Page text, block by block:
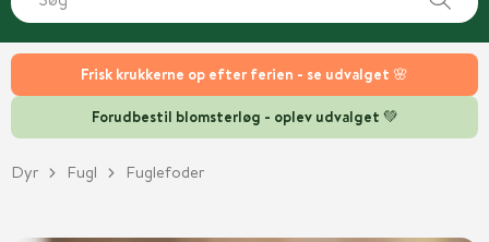
Frisk krukkerne op efter ferien - se udvalget 🌸
Forudbestil blomsterløg - oplev udvalget 💚
Dyr Fugl Fuglefoder